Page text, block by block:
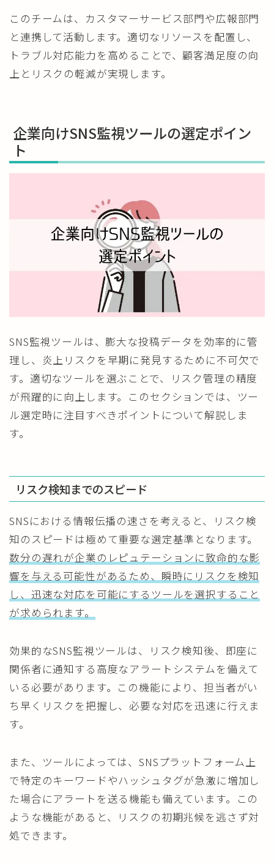
このチームは、カスタマーサービス部門や広報部門
と連携して活動します。適切なリソースを配置し、
トラブル対応能力を高めることで、顧客満足度の向
上とリスクの軽減が実現します。
企業向けSNS監視ツールの選定ポイン
ト
SNS監視ツールは、膨大な投稿データを効率的に管
理し、炎上リスクを早期に発見するために不可欠で
す。適切なツールを選ぶことで、リスク管理の精度
が飛躍的に向上します。このセクションでは、ツー
ル選定時に注目すべきポイントについて解説しま
す。
リスク検知までのスピード
SNSにおける情報伝播の速さを考えると、リスク検
知のスピードは極めて重要な選定基準となります。
数分の遅れが企業のレピュテーションに致命的な影
響を与える可能性があるため、瞬時にリスクを検知
し、迅速な対応を可能にするツールを選択すること
が求められます。
効果的なSNS監視ツールは、リスク検知後、即座に
関係者に通知する高度なアラートシステムを備えて
いる必要があります。この機能により、担当者がい
ち早くリスクを把握し、必要な対応を迅速に行えま
す。
また、ツールによっては、SNSプラットフォーム上
で特定のキーワードやハッシュタグが急激に増加し
た場合にアラートを送る機能も備えています。この
ような機能があると、リスクの初期兆候を逃さず対
処できます。